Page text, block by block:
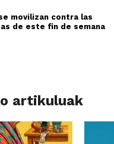
movilizan contra las
de este fin de semana
artikuluak